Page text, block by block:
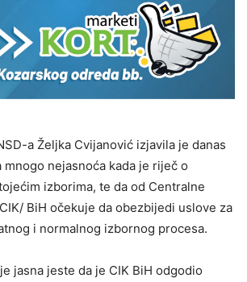
a Željka Cvijanović izjavila je danas
mnogo nejasnoća kada je riječ o
izborima, te da od Centralne
BiH očekuje da obezbijedi uslove za
i normalnog izbornog procesa.
jasna jeste da je CIK BiH odgodio